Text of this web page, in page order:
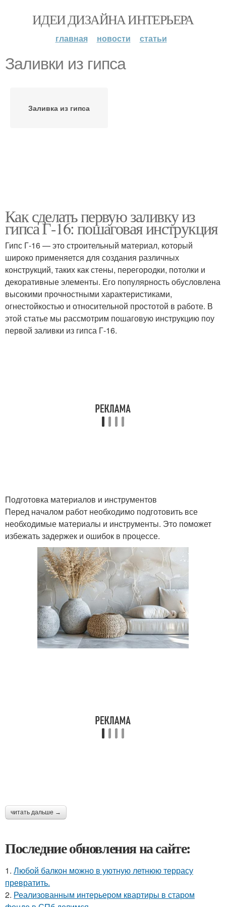
ИДЕИ ДИЗАЙНА ИНТЕРЬЕРА
главная новости статьи
Заливки из гипса
Заливка из гипса
Как сделать первую заливку из
гипса Г-16: пошаговая инструкция
Гипс Г-16 — это строительный материал, который
широко применяется для создания различных
конструкций, таких как стены, перегородки, потолки и
декоративные элементы. Его популярность обусловлена
высокими прочностными характеристиками,
огнестойкостью и относительной простотой в работе. В
этой статье мы рассмотрим пошаговую инструкцию поу
первой заливки из гипса Г-16.
Подготовка материалов и инструментов
Перед началом работ необходимо подготовить все
необходимые материалы и инструменты. Это поможет
избежать задержек и ошибок в процессе.
читать дальше →
Последние обновления на сайте:
1. Любой балкон можно в уютную летнюю террасу
превратить.
2. Реализованным интерьером квартиры в старом